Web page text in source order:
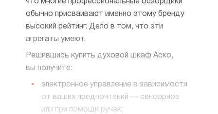
что многие профессиональные обзорщики
обычно присваивают именно этому бренду
высокий рейтинг. Дело в том, что эти
агрегаты умеют.
Решившись купить духовой шкаф Аско,
вы получите:
электронное управление в зависимости
от ваших предпочтений — сенсорное
или при помощи ручек;